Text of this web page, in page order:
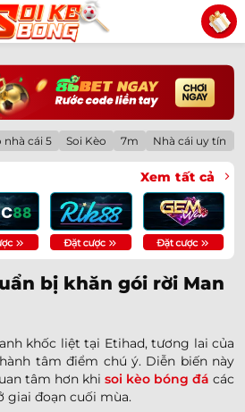
nhà cái 5 Soi Kèo 7m Nhà cái uy tín
Xem tất cả
bị khăn gói rời Man
khốc liệt tại Etihad, tương lai của
tâm điểm chú ý. Diễn biến này
tâm hơn khi soi kèo bóng đá các
giai đoạn cuối mùa.